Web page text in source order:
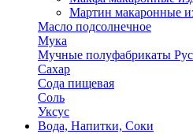
Мартин макаронные
Масло подсолнечное
Мука
Мучные полуфабрикаты
Сахар
Сода пищевая
Соль
Уксус
Вода, Напитки, Соки